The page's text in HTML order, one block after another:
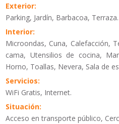
Exterior:
Parking, Jardín, Barbacoa, Terraza.
Interior:
Microondas, Cuna, Calefacción,
cama, Utensilios de cocina,
Horno, Toallas, Nevera, Sala de
Servicios:
WiFi Gratis, Internet.
Situación:
Acceso en transporte público,